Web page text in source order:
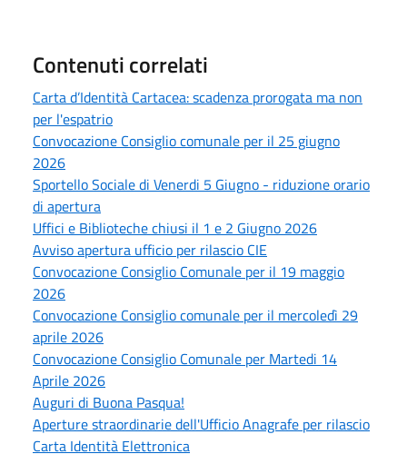
Contenuti correlati
Carta d’Identità Cartacea: scadenza prorogata ma non
per l'espatrio
Convocazione Consiglio comunale per il 25 giugno
2026
Sportello Sociale di Venerdi 5 Giugno - riduzione orario
di apertura
Uffici e Biblioteche chiusi il 1 e 2 Giugno 2026
Avviso apertura ufficio per rilascio CIE
Convocazione Consiglio Comunale per il 19 maggio
2026
Convocazione Consiglio comunale per il mercoledì 29
aprile 2026
Convocazione Consiglio Comunale per Martedi 14
Aprile 2026
Auguri di Buona Pasqua!
Aperture straordinarie dell'Ufficio Anagrafe per rilascio
Carta Identità Elettronica